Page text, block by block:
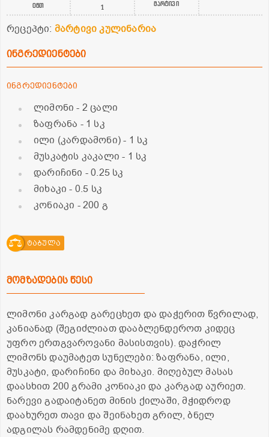
0წთ 1 მარტივი
რეცეპტი: მარტივი კულინარია
ინგრედიენტები
ინგრედიენტები
ლიმონი- 2 ცალი
ზაფრანა - 1 სკ
ილი (კარდამონი)- 1 სკ
მუსკატის კაკალი- 1 სკ
დარიჩინი - 0.25 სკ
მიხაკი- 0.5 სკ
კონიაკი - 200 გ
ტაბულა
მომზადების წესი
ლიმონი კარგად გარეცხეთ და დაჭერით წვრილად,
კანიანად (შეგიძლიათ დააბლენდეროთ კიდეც
უფრო ერთგვაროვანი მასისთვის). დაჭრილ
ლიმონს დაუმატეთ სუნელები: ზაფრანა, ილი,
მუსკატი, დარიჩინი და მიხაკი. მიღებულ მასას
დაასხით 200 გრამი კონიაკი და კარგად აურიეთ.
ნარევი გადაიტანეთ მინის ქილაში, მჭიდროდ
დაახურეთ თავი და შეინახეთ გრილ, ბნელ
ადგილას რამდენიმე დღით.